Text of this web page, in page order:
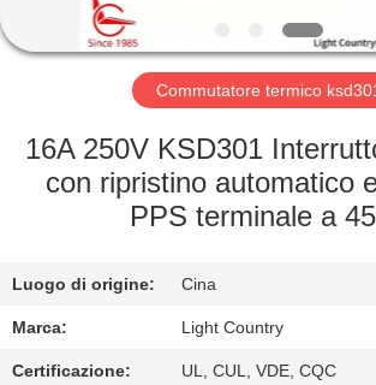
MOSTRA
VR
CIRCA
NOI
DELLA
FABBRICA
Commutatore termico
16A 250V KSD301
con ripristino automatico
PPS terminale a
Luogo di origine: Cina
Marca: Light Country
Certificazione: UL, CUL, VDE, CQC